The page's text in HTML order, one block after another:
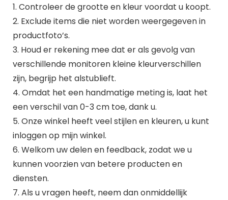
1. Controleer de grootte en kleur voordat u koopt.
2. Exclude items die niet worden weergegeven in
productfoto’s.
3. Houd er rekening mee dat er als gevolg van
verschillende monitoren kleine kleurverschillen
zijn, begrijp het alstublieft.
4. Omdat het een handmatige meting is, laat het
een verschil van 0-3 cm toe, dank u.
5. Onze winkel heeft veel stijlen en kleuren, u kunt
inloggen op mijn winkel.
6. Welkom uw delen en feedback, zodat we u
kunnen voorzien van betere producten en
diensten.
7. Als u vragen heeft, neem dan onmiddellijk